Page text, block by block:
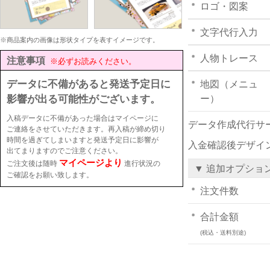
※商品案内の画像は形状タイプを表すイメージです。
注意事項 ※必ずお読みください。
データに不備があると発送予定日に
影響が出る可能性がございます。
入稿データに不備があった場合はマイページに
ご連絡をさせていただきます。再入稿が締め切り
時間を過ぎてしまいますと発送予定日に影響が
出てまりますのでご注意ください。
ご注文後は随時 マイページより 進行状況の
ご確認をお願い致します。
ロゴ・図案
文字代行入力
人物トレース
地図（メニュ
ー）
データ作成代行サ
入金確認後デザイ
▼ 追加オプショ
注文件数
合計金額
(税込・送料別途)